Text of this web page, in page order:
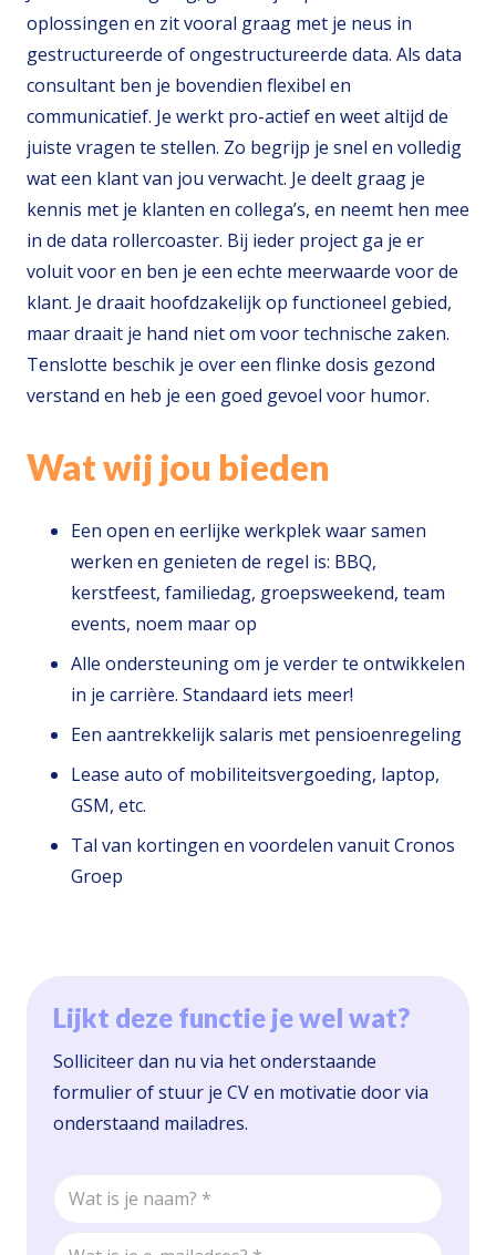
oplossingen en zit vooral graag met je neus in
gestructureerde of ongestructureerde data. Als data
consultant ben je bovendien flexibel en
communicatief. Je werkt pro-actief en weet altijd de
juiste vragen te stellen. Zo begrijp je snel en volledig
wat een klant van jou verwacht. Je deelt graag je
kennis met je klanten en collega’s, en neemt hen mee
in de data rollercoaster. Bij ieder project ga je er
voluit voor en ben je een echte meerwaarde voor de
klant. Je draait hoofdzakelijk op functioneel gebied,
maar draait je hand niet om voor technische zaken.
Tenslotte beschik je over een flinke dosis gezond
verstand en heb je een goed gevoel voor humor.
Wat wij jou bieden
Een open en eerlijke werkplek waar samen
werken en genieten de regel is: BBQ,
kerstfeest, familiedag, groepsweekend, team
events, noem maar op
Alle ondersteuning om je verder te ontwikkelen
in je carrière. Standaard iets meer!
Een aantrekkelijk salaris met pensioenregeling
Lease auto of mobiliteitsvergoeding, laptop,
GSM, etc.
Tal van kortingen en voordelen vanuit Cronos
Groep
Lijkt deze functie je wel wat?
Solliciteer dan nu via het onderstaande
formulier of stuur je CV en motivatie door via
onderstaand mailadres.